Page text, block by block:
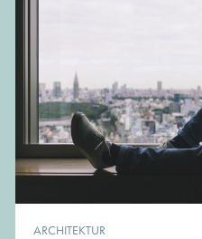
ARCHITEKTUR